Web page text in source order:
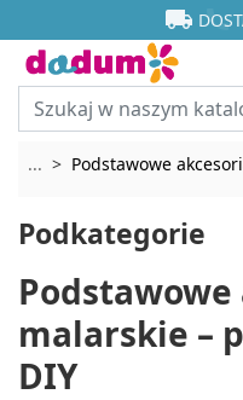



... Rozwiń breadcrumbs
Podstawowe
Podkategorie
malarskie –
DIY